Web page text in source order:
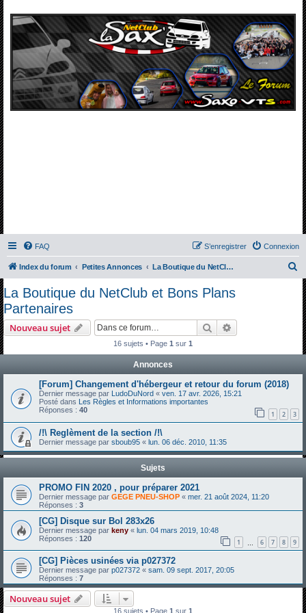
FAQ Connexion
S’enregistrer
Index du forum Petites Annonces La Boutique du NetClub et Bons Plans Partenaires
La Boutique du NetClub et Bons Plans
Partenaires
Nouveau sujet RechercherRecherche
16 sujets • Page 1 sur 1
Annonces
[Forum] Changement d'hébergeur et retour du forum (2018)
Dernier message par LudoDuNord « ven. 17 avr. 2026, 15:21
Posté dans Les Règles et Informations importantes
Réponses : 40 1 2 3
/!\ Reglèment de la section /!\
Dernier message par sboub95 « lun. 06 déc. 2010, 11:35
Sujets
PROMO FIN 2020 , pour préparer 2021
Dernier message par GEGE PNEU-SHOP « mer. 21 août 2024, 11:20
Réponses : 3
[CG] Disque sur Bol 283x26
Dernier message par keny « lun. 04 mars 2019, 10:48
Réponses : 120 1 6 7 8 9
[CG] Pièces usinées via p027372
Dernier message par p027372 « sam. 09 sept. 2017, 20:05
Réponses : 7
Nouveau sujet
16 sujets • Page 1 sur 1